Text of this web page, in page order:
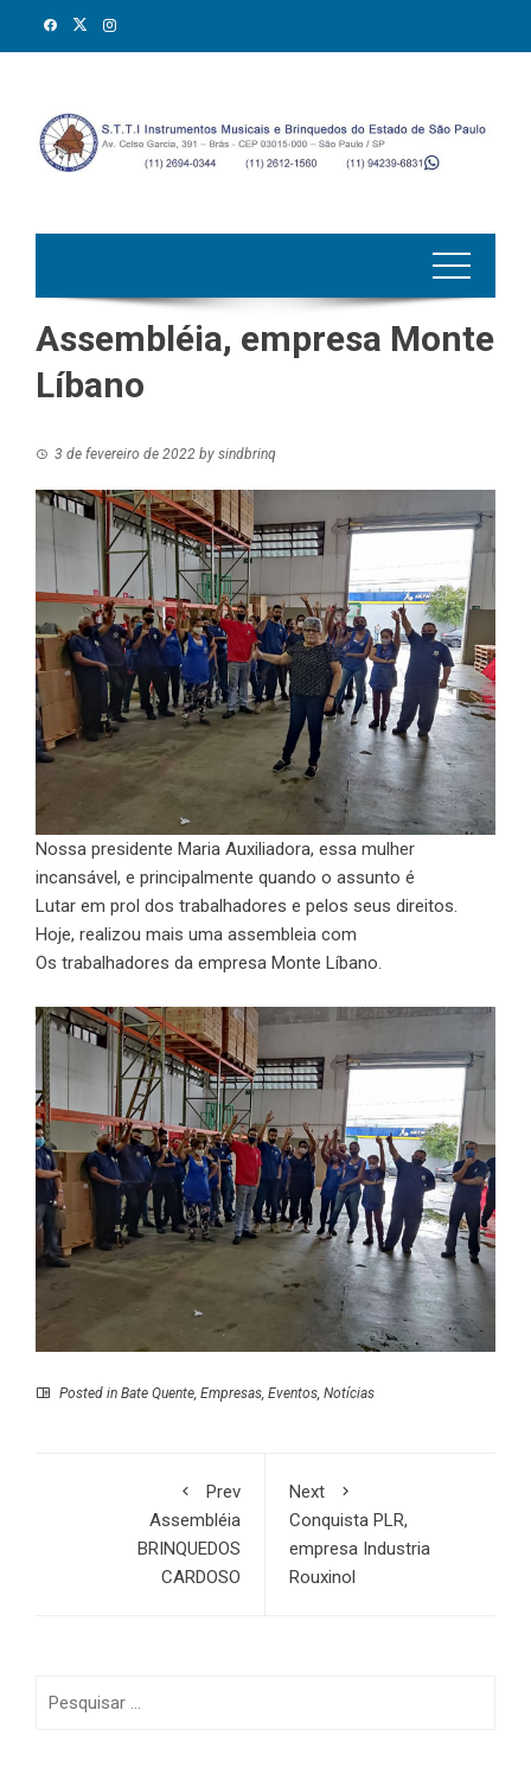
Assembléia, empresa Monte
Líbano
3 de fevereiro de 2022 by sindbrinq
Nossa presidente Maria Auxiliadora, essa mulher
incansável, e principalmente quando o assunto é
Lutar em prol dos trabalhadores e pelos seus direitos.
Hoje, realizou mais uma assembleia com
Os trabalhadores da empresa Monte Líbano.
Posted in Bate Quente, Empresas, Eventos, Notícias
Prev
Assembléia
BRINQUEDOS
CARDOSO
Next
Conquista PLR,
empresa Industria
Rouxinol